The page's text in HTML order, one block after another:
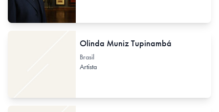
Olinda Muniz Tupinambá
Brasil
Artista